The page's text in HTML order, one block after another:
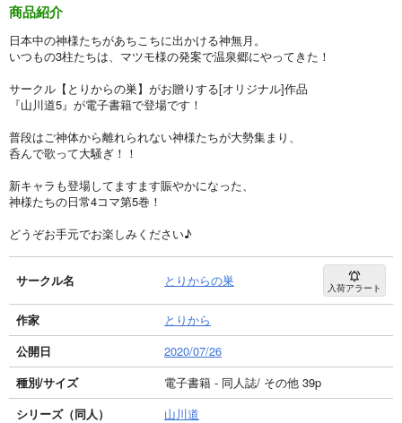
商品紹介
日本中の神様たちがあちこちに出かける神無月。
いつもの3柱たちは、マツモ様の発案で温泉郷にやってきた！
サークル【とりからの巣】がお贈りする[オリジナル]作品
『山川道5』が電子書籍で登場です！
普段はご神体から離れられない神様たちが大勢集まり、
呑んで歌って大騒ぎ！！
新キャラも登場してますます賑やかになった、
神様たちの日常4コマ第5巻！
どうぞお手元でお楽しみください♪
サークル名 とりからの巣 入荷アラート
作家
とりから
公開日
2020/07/26
種別/サイズ
電子書籍 - 同人誌/ その他 39p
シリーズ（同人）
山川道